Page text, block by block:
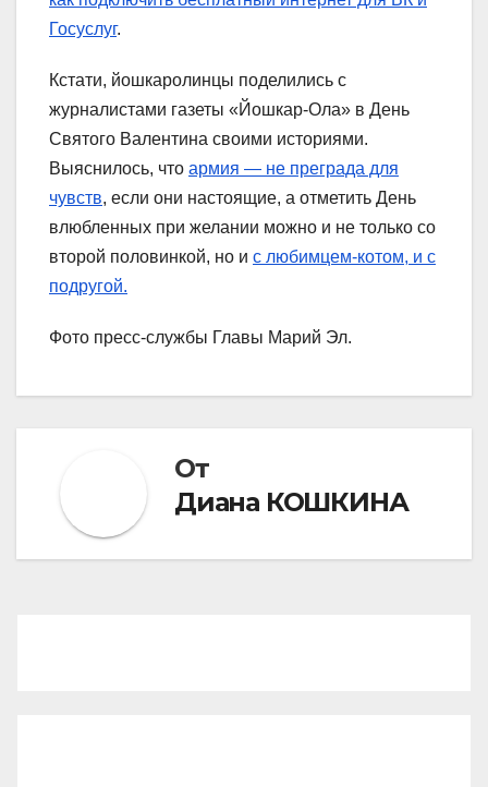
Госуслуг.
Кстати, йошкаролинцы поделились с
журналистами газеты «Йошкар-Ола» в День
Святого Валентина своими историями.
Выяснилось, что армия — не преграда для
чувств, если они настоящие, а отметить День
влюбленных при желании можно и не только со
второй половинкой, но и с любимцем-котом, и с
подругой.
Фото пресс-службы Главы Марий Эл.
От
Диана КОШКИНА